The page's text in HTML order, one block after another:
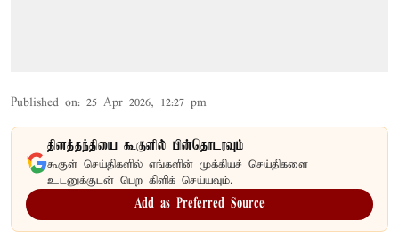
Published on: 25 Apr 2026, 12:27 pm
தினத்தந்தியை கூகுளில் பின்தொடரவும்
கூகுள் செய்திகளில் எங்களின் முக்கியச் செய்திகளை
உடனுக்குடன் பெற கிளிக் செய்யவும்.
Add as Preferred Source